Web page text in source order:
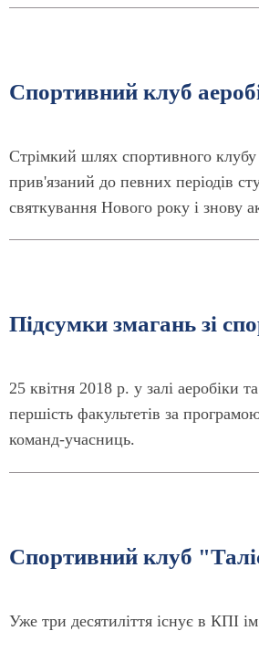
Спортивний клуб
Стрімкий шлях спортивного
прив'язаний до певних періодів
святкування Нового року і знову
Підсумки змагань зі
25 квітня 2018 р. у залі аеробіки
першість факультетів за
команд-учасниць.
Спортивний клуб
Уже три десятиліття існує в КПІ